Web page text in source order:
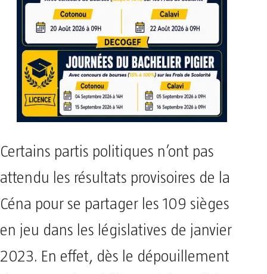
Certains partis politiques n’ont pas
attendu les résultats provisoires de la
Céna pour se partager les 109 sièges
en jeu dans les législatives de janvier
2023. En effet, dès le dépouillement